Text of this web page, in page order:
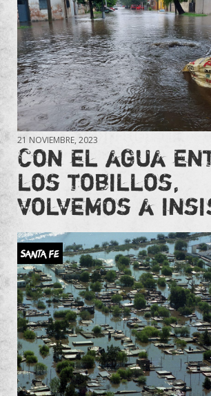
21 NOVIEMBRE, 2023
Con el agua
los tobillos,
volvemos a
SANTA FE